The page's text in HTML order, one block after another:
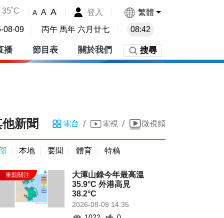
35˚C A A A 登入 繁體
08-09 丙午 馬年 六月廿七 08:42
播 節目表 關於我們 搜尋
新聞 電台 / 電視 / 微視頻
本地 要聞 體育 特稿
大潭山錄今年最高溫
35.9°C 外港高見
38.2°C
2026-08-09 14:35